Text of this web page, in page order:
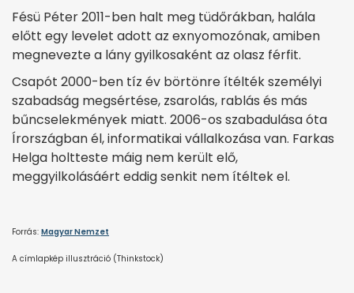
Fésü Péter 2011-ben halt meg tüdőrákban, halála
előtt egy levelet adott az exnyomozónak, amiben
megnevezte a lány gyilkosaként az olasz férfit.
Csapót 2000-ben tíz év börtönre ítélték személyi
szabadság megsértése, zsarolás, rablás és más
bűncselekmények miatt. 2006-os szabadulása óta
Írországban él, informatikai vállalkozása van. Farkas
Helga holtteste máig nem került elő,
meggyilkolásáért eddig senkit nem ítéltek el.
Forrás: Magyar Nemzet
A címlapkép illusztráció (Thinkstock)